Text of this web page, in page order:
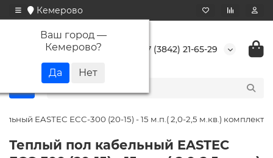
Кемерово
Ваш город —
Кемерово? +7 (3842) 21-65-29
EASTEC ECC-300 (20-15) - 15 м.п.( 2,0-2,5 м.кв.) комплект
Теплый пол кабельный EASTEC